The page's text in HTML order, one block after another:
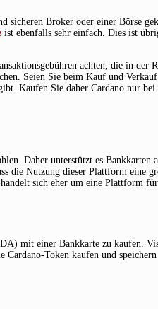
sicheren Broker oder einer Börse
ist ebenfalls sehr einfach. Dies ist
achten, die in der
Seien Sie beim Kauf und
Kaufen Sie daher Cardano nur
Daher unterstützt es
die Nutzung dieser Plattform eine
sich eher um eine Plattform für
mit einer Bankkarte zu kaufen.
Token kaufen und speichern